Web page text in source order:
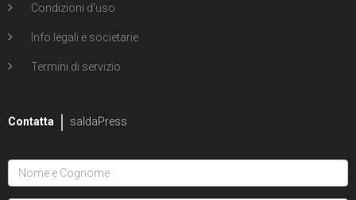
Condizioni d'uso
Info legali e societarie
Termini di servizio
Contatta saldaPress